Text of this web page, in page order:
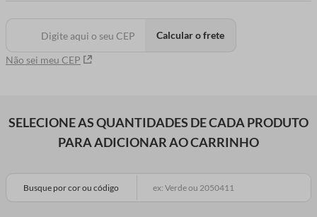
Não sei meu CEP
Calcular o frete
SELECIONE AS QUANTIDADES DE CADA PRODUTO
PARA ADICIONAR AO CARRINHO
Busque por cor ou código